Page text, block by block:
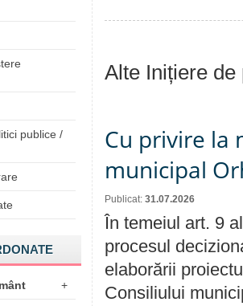
publice /
+
Alte Inițiere de
Cu privire la
municipal
Publicat: 31.07.2026
În temeiul art. 9
procesul
elaborării
Consiliului